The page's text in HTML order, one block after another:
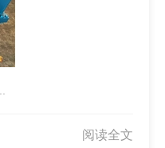
阅读全文